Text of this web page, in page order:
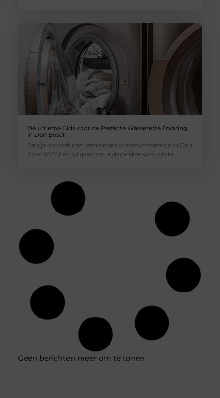
De Ultieme Gids voor de Perfecte Wasserette Ervaring
in Den Bosch
Ben je op zoek naar een betrouwbare wasserette in Den
Bosch? Of het nu gaat om je dagelijkse was, grote
Alles wat u moet weten over zonwering in Tilburg
Bent u op zoek naar zonwering in het bruisende
Tilburg? De keuze van zonwering is een belangrijke
beslissing waarmee u